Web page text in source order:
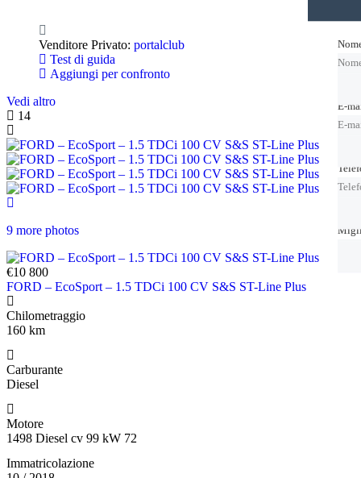
Venditore Privato: portalclub
Test di guida
Aggiungi per confronto
Vedi altro
14
9 more photos
€10 800
FORD – EcoSport – 1.5 TDCi 100 CV S&S ST-Line Plus
Chilometraggio
160 km
Carburante
Diesel
Motore
1498 Diesel cv 99 kW 72
Immatricolazione
E-
E-
E-